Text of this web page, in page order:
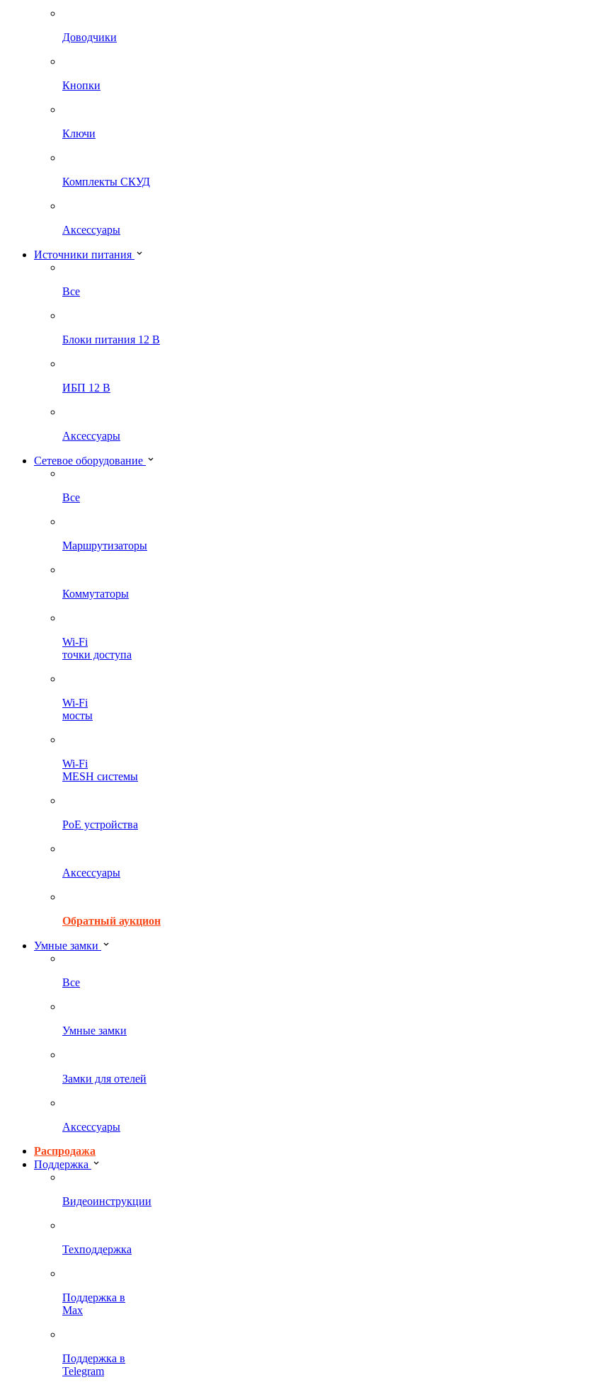
Доводчики
Кнопки
Ключи
Комплекты СКУД
Аксессуары
Источники питания
Все
Блоки питания 12 В
ИБП 12 В
Аксессуары
Сетевое оборудование
Все
Маршрутизаторы
Коммутаторы
Wi-Fi
точки доступа
Wi-Fi
мосты
Wi-Fi
MESH системы
PoE устройства
Аксессуары
Обратный аукцион
Умные замки
Все
Умные замки
Замки для отелей
Аксессуары
Распродажа
Поддержка
Видеоинструкции
Техподдержка
Поддержка в
Max
Поддержка в
Telegram